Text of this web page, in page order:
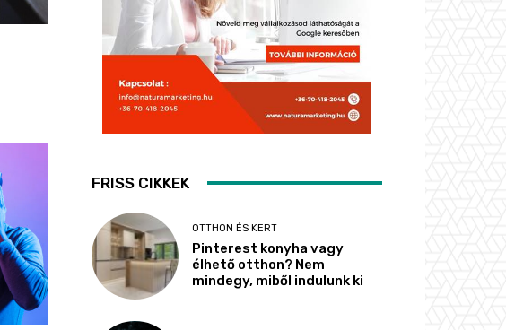
FRISS CIKKEK
OTTHON ÉS KERT
Pinterest konyha vagy
élhető otthon? Nem
mindegy, miből indulunk ki